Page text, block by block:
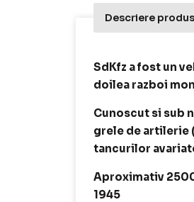
Descriere produs
SdKfz a fost un
doilea razboi
Cunoscut si sub
grele de artilerie
tancurilor
Aproximativ
1945